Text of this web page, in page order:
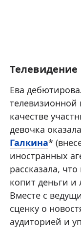
Телевидение
Ева
телевизионной
качестве
девочка
Галкина*
иностранных
рассказала,
копит деньги и
Вместе с
сценку о
аудиторией и